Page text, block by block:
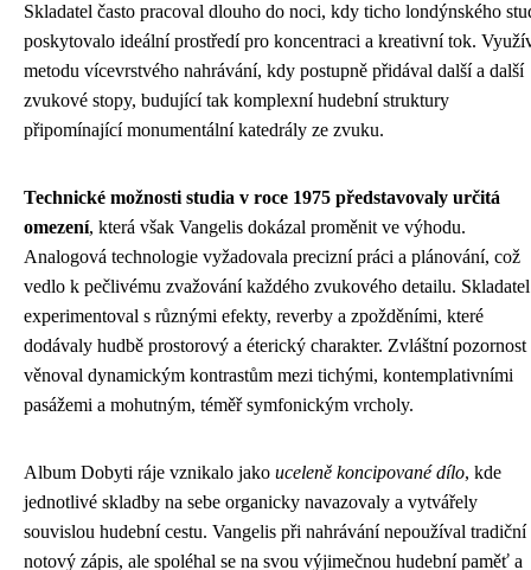
Skladatel často pracoval dlouho do noci, kdy ticho londýnského
poskytovalo ideální prostředí pro koncentraci a kreativní tok.
metodu vícevrstvého nahrávání, kdy postupně přidával další a další
zvukové stopy, budující tak komplexní hudební struktury
připomínající monumentální katedrály ze zvuku.
Technické možnosti studia v roce 1975 představovaly určitá
omezení, která však Vangelis dokázal proměnit ve výhodu.
Analogová technologie vyžadovala precizní práci a plánování, což
vedlo k pečlivému zvažování každého zvukového detailu. Skladatel
experimentoval s různými efekty, reverby a zpožděními, které
dodávaly hudbě prostorový a éterický charakter. Zvláštní pozornost
věnoval dynamickým kontrastům mezi tichými, kontemplativními
pasážemi a mohutným, téměř symfonickým vrcholy.
Album Dobyti ráje vznikalo jako uceleně koncipované dílo, kde
jednotlivé skladby na sebe organicky navazovaly a vytvářely
souvislou hudební cestu. Vangelis při nahrávání nepoužíval tradiční
notový zápis, ale spoléhal se na svou výjimečnou hudební paměť a